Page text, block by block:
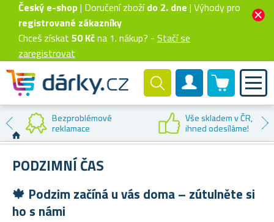
Český e-shop| Doručení zbožído 2. dne | Výhody pro
registrované zákazníky
Chceš získat 50 Kčna 1. nákup? - Stačí se
zaregistrovat
Zákaznický účet
0 produktů
Sleva na
první nákup
PODZIMNÍ ČAS
🍁 Podzim začíná u vás doma – zútulněte si
ho s námi